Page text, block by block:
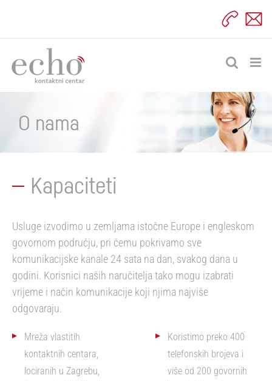
O nama
Kapaciteti
Usluge izvodimo u zemljama istočne Europe i engleskom
govornom području, pri čemu pokrivamo sve
komunikacijske kanale 24 sata na dan, svakog dana u
godini. Korisnici naših naručitelja tako mogu izabrati
vrijeme i način komunikacije koji njima najviše
odgovaraju.
Mreža vlastitih
kontaktnih centara,
lociranih u Zagrebu,
Koristimo preko 400
telefonskih brojeva i
više od 200 govornih